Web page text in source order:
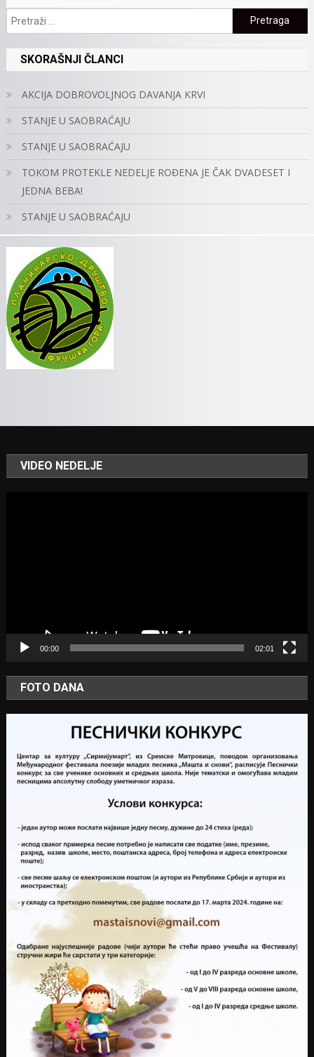
Pretraga:
SKORAŠNJI ČLANCI
AKCIJA DOBROVOLJNOG DAVANJA KRVI
STANJE U SAOBRAĆAJU
STANJE U SAOBRAĆAJU
TOKOM PROTEKLE NEDELJE ROĐENA JE ČAK DVADESET I
JEDNA BEBA!
STANJE U SAOBRAĆAJU
VIDEO NEDELJE
00:00 02:01
FOTO DANA